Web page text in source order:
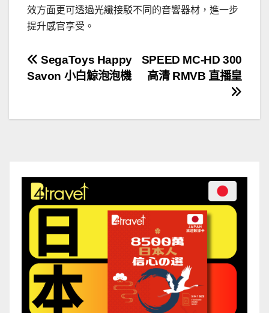
效方面更可透過光纖接駁不同的音響器材，進一步
提升感官享受。
文
導
SPEED MC-HD 300
高清 RMVB 直播皇
SegaToys Happy
Savon 小白鯨泡泡機